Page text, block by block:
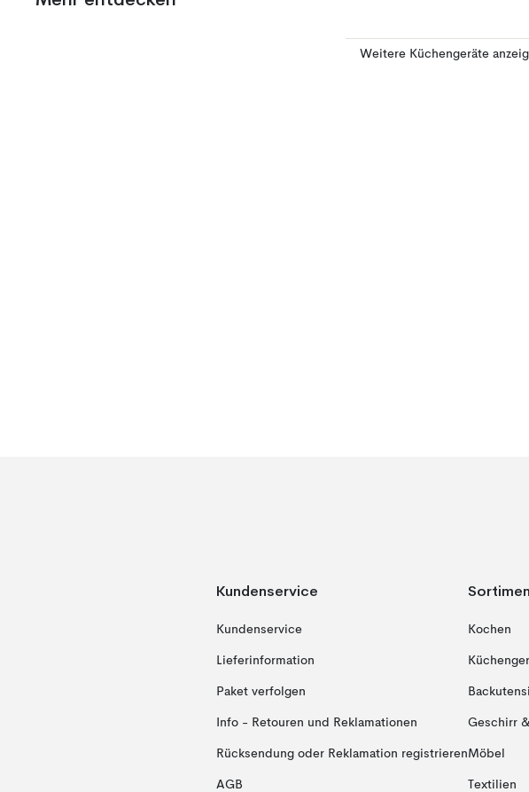
Weitere Küchengeräte
Kundenservice
Kundenservice
Lieferinformation
Paket verfolgen
Info - Retouren und Reklamationen
Rücksendung oder Reklamation registrieren
AGB
Kochen
Geschirr
Möbel
Textilien